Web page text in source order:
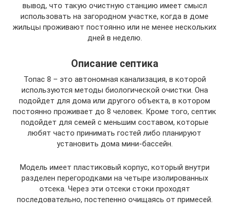
вывод, что такую очистную станцию имеет смысл
использовать на загородном участке, когда в доме
жильцы проживают постоянно или не менее нескольких
дней в неделю.
Описание септика
Топас 8 – это автономная канализация, в которой
используются методы биологической очистки. Она
подойдет для дома или другого объекта, в котором
постоянно проживает до 8 человек. Кроме того, септик
подойдет для семей с меньшим составом, которые
любят часто принимать гостей либо планируют
установить дома мини-бассейн.
Модель имеет пластиковый корпус, который внутри
разделен перегородками на четыре изолированных
отсека. Через эти отсеки стоки проходят
последовательно, постепенно очищаясь от примесей.